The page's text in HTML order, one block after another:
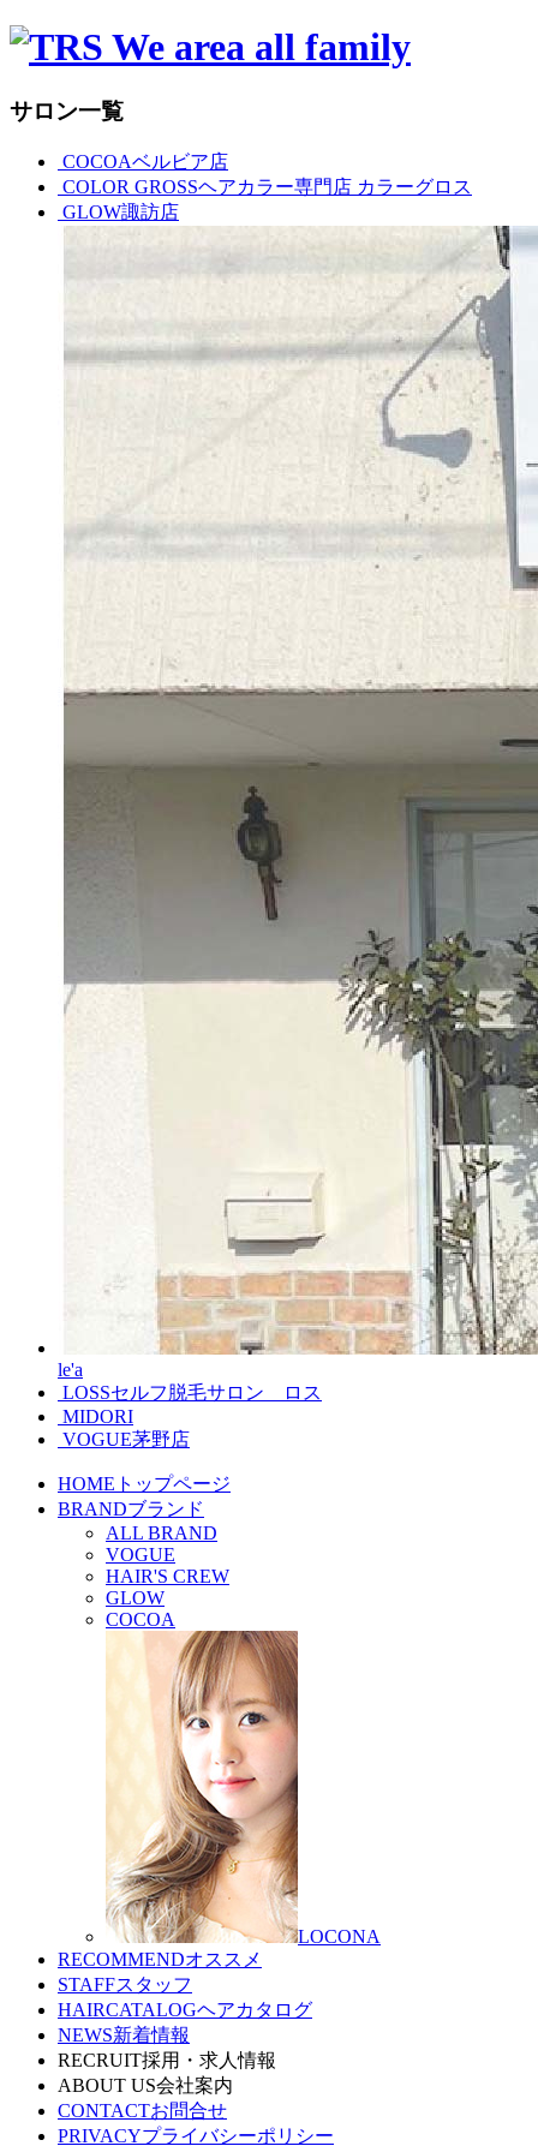
サロン一覧
COCOAベルビア店
COLOR GROSSヘアカラー専門店 カラーグロス
GLOW諏訪店
le'a
LOSSセルフ脱毛サロン ロス
MIDORI
VOGUE茅野店
HOME トップページ
BRANDブランド
ALL BRAND
VOGUE
HAIR'S CREW
GLOW
COCOA
LOCONA
RECOMMENDオススメ
STAFFスタッフ
HAIRCATALOGヘアカタログ
NEWS新着情報
RECRUIT採用・求人情報
ABOUT US会社案内
CONTACTお問合せ
PRIVACYプライバシーポリシー